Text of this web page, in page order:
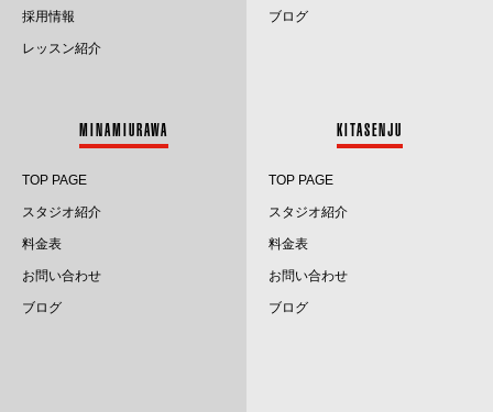
2025.5
2025.1
2024.12
2024.11
採用情報
レッスン紹介
ブログ
MINAMIURAWA
TOP PAGE
スタジオ紹介
料金表
お問い合わせ
ブログ
KITASENJU
TOP PAGE
スタジオ紹介
料金表
お問い合わせ
ブログ